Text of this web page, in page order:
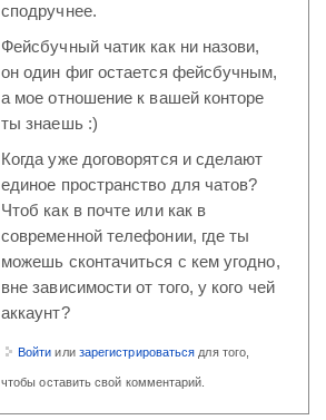
сподручнее.
Фейсбучный чатик как ни назови,
он один фиг остается фейсбучным,
а мое отношение к вашей конторе
ты знаешь :)
Когда уже договорятся и сделают
единое пространство для чатов?
Чтоб как в почте или как в
современной телефонии, где ты
можешь сконтачиться с кем угодно,
вне зависимости от того, у кого чей
аккаунт?
Войти или зарегистрироваться для того,
чтобы оставить свой комментарий.